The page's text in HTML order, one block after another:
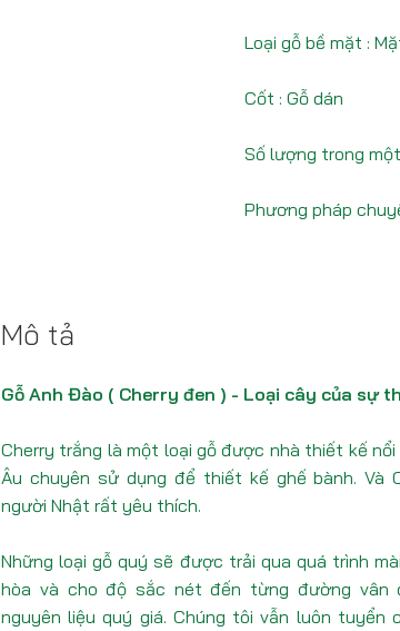
Loại gỗ bề mặt :
Cốt : Gỗ dán
Số lượng trong
Phương pháp
Mô tả
Gỗ Anh Đào ( Cherry đen ) - Loại cây của sự
Cherry trắng là một loại gỗ được nhà thiết kế nổi
Âu chuyên sử dụng để thiết kế ghế bành. Và
người Nhật rất yêu thích.
Những loại gỗ quý sẽ được trải qua quá trình
hòa và cho độ sắc nét đến từng đường vân
nguyên liệu quý giá. Chúng tôi vẫn luôn tuyển